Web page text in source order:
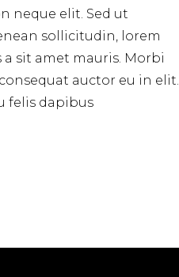
neque elit. Sed ut
sollicitudin, lorem
sit amet mauris. Morbi
auctor eu in elit.
felis dapibus